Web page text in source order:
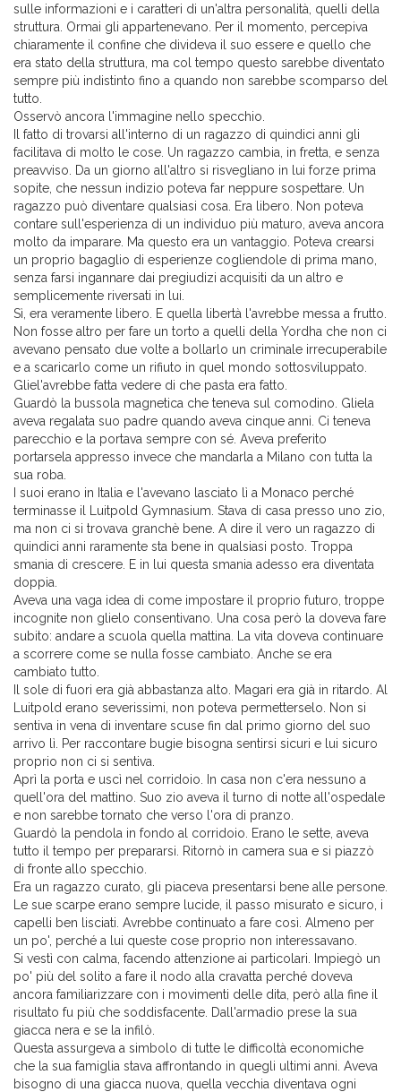
sulle informazioni e i caratteri di un'altra personalità, quelli della
struttura. Ormai gli appartenevano. Per il momento, percepiva
chiaramente il confine che divideva il suo essere e quello che
era stato della struttura, ma col tempo questo sarebbe diventato
sempre più indistinto fino a quando non sarebbe scomparso del
tutto.
Osservò ancora l'immagine nello specchio.
Il fatto di trovarsi all'interno di un ragazzo di quindici anni gli
facilitava di molto le cose. Un ragazzo cambia, in fretta, e senza
preavviso. Da un giorno all'altro si risvegliano in lui forze prima
sopite, che nessun indizio poteva far neppure sospettare. Un
ragazzo può diventare qualsiasi cosa. Era libero. Non poteva
contare sull'esperienza di un individuo più maturo, aveva ancora
molto da imparare. Ma questo era un vantaggio. Poteva crearsi
un proprio bagaglio di esperienze cogliendole di prima mano,
senza farsi ingannare dai pregiudizi acquisiti da un altro e
semplicemente riversati in lui.
Sì, era veramente libero. E quella libertà l'avrebbe messa a frutto.
Non fosse altro per fare un torto a quelli della Yordha che non ci
avevano pensato due volte a bollarlo un criminale irrecuperabile
e a scaricarlo come un rifiuto in quel mondo sottosviluppato.
Gliel'avrebbe fatta vedere di che pasta era fatto.
Guardò la bussola magnetica che teneva sul comodino. Gliela
aveva regalata suo padre quando aveva cinque anni. Ci teneva
parecchio e la portava sempre con sé. Aveva preferito
portarsela appresso invece che mandarla a Milano con tutta la
sua roba.
I suoi erano in Italia e l'avevano lasciato lì a Monaco perché
terminasse il Luitpold Gymnasium. Stava di casa presso uno zio,
ma non ci si trovava granchè bene. A dire il vero un ragazzo di
quindici anni raramente sta bene in qualsiasi posto. Troppa
smania di crescere. E in lui questa smania adesso era diventata
doppia.
Aveva una vaga idea di come impostare il proprio futuro, troppe
incognite non glielo consentivano. Una cosa però la doveva fare
subito: andare a scuola quella mattina. La vita doveva continuare
a scorrere come se nulla fosse cambiato. Anche se era
cambiato tutto.
Il sole di fuori era già abbastanza alto. Magari era già in ritardo. Al
Luitpold erano severissimi, non poteva permetterselo. Non si
sentiva in vena di inventare scuse fin dal primo giorno del suo
arrivo lì. Per raccontare bugie bisogna sentirsi sicuri e lui sicuro
proprio non ci si sentiva.
Aprì la porta e uscì nel corridoio. In casa non c'era nessuno a
quell'ora del mattino. Suo zio aveva il turno di notte all'ospedale
e non sarebbe tornato che verso l'ora di pranzo.
Guardò la pendola in fondo al corridoio. Erano le sette, aveva
tutto il tempo per prepararsi. Ritornò in camera sua e si piazzò
di fronte allo specchio.
Era un ragazzo curato, gli piaceva presentarsi bene alle persone.
Le sue scarpe erano sempre lucide, il passo misurato e sicuro, i
capelli ben lisciati. Avrebbe continuato a fare così. Almeno per
un po', perché a lui queste cose proprio non interessavano.
Si vestì con calma, facendo attenzione ai particolari. Impiegò un
po' più del solito a fare il nodo alla cravatta perché doveva
ancora familiarizzare con i movimenti delle dita, però alla fine il
risultato fu più che soddisfacente. Dall'armadio prese la sua
giacca nera e se la infilò.
Questa assurgeva a simbolo di tutte le difficoltà economiche
che la sua famiglia stava affrontando in quegli ultimi anni. Aveva
bisogno di una giacca nuova, quella vecchia diventava ogni